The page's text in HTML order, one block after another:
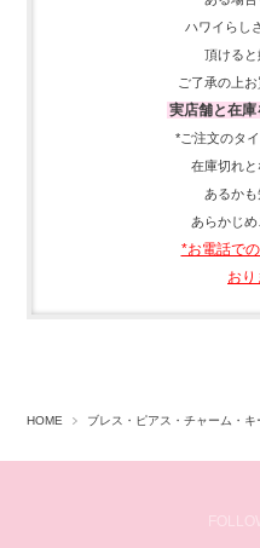
ハワイらし
頂ける
ご了承の上お
実店舗と在庫
*ご注文のタ
在庫切れ
あるかも
あらかじめ
*お電話で
おり
HOME ブレス・ピアス・チャーム・キ